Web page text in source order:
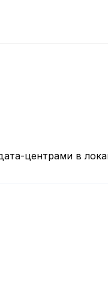
центрами в